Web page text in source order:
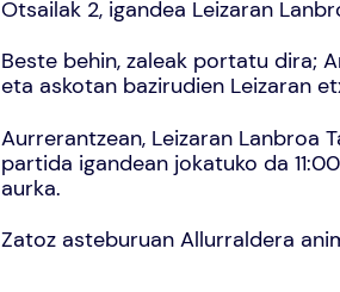
Otsailak 2, igandea Leizaran
Beste behin, zaleak portatu dira;
eta askotan bazirudien Leizaran
Aurrerantzean, Leizaran Lanbroa
partida igandean jokatuko da
aurka.
Zatoz asteburuan Allurraldera